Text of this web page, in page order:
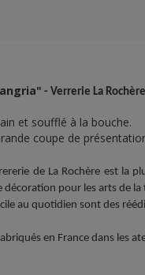
- Verrerie La Rochère
et soufflé à la bouche.
coupe de
de La Rochère est la
pour les arts de
au quotidien sont des
en France dans les